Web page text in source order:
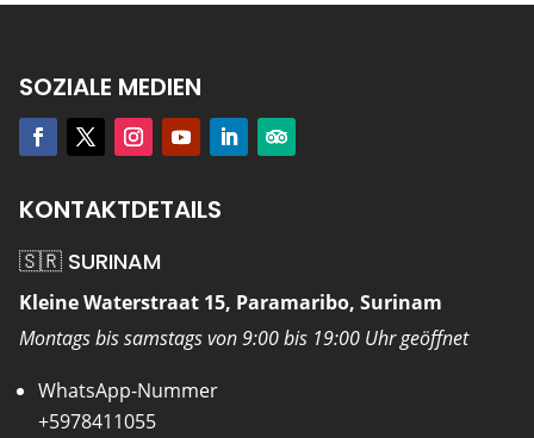
SOZIALE MEDIEN
KONTAKTDETAILS
🇸🇷 SURINAM
Kleine Waterstraat 15, Paramaribo, Surinam
Montags bis samstags von 9:00 bis 19:00 Uhr geöffnet
WhatsApp-Nummer
+5978411055